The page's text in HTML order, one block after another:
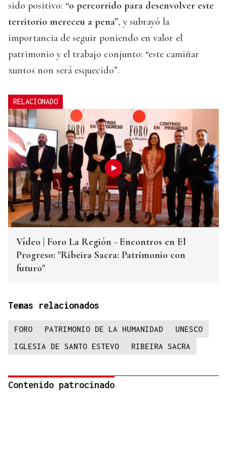
sido positivo: “o percorrido para desenvolver este
territorio mereceu a pena”, y subrayó la
importancia de seguir poniendo en valor el
patrimonio y el trabajo conjunto: “este camiñar
xuntos non será esquecido”.
RELACIONADO
Vídeo | Foro La Región - Encontros en El
Progreso: "Ribeira Sacra: Patrimonio con
futuro"
Temas relacionados
FORO PATRIMONIO DE LA HUMANIDAD
UNESCO
IGLESIA DE SANTO ESTEVO
RIBEIRA SACRA
Contenido patrocinado